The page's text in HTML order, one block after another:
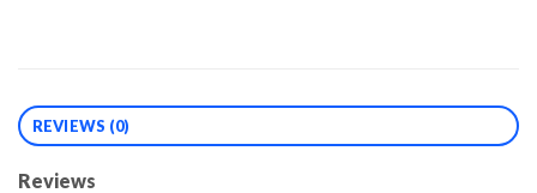
REVIEWS (0)
Reviews